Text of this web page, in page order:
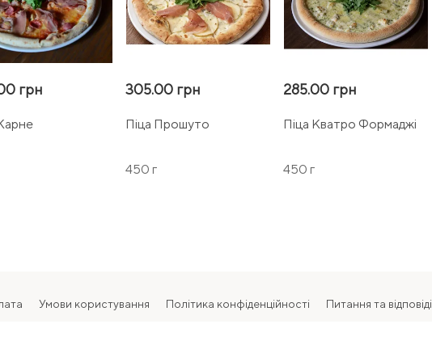
грн 305.00 грн
Піца Прошуто
450 г
285.00 грн
Піца Кватро Формаджі
450 г
Умови користування Політика конфіденційності Питання та відповіді